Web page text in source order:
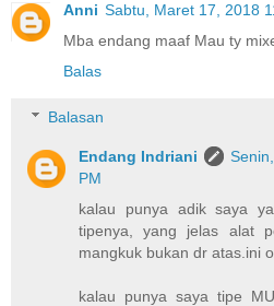
Anni Sabtu, Maret 17, 2018
Mba endang maaf Mau ty
Balas
Balasan
Endang Indriani
PM
kalau punya adik saya
tipenya, yang jelas alat
mangkuk bukan dr atas.ini
kalau punya saya tipe